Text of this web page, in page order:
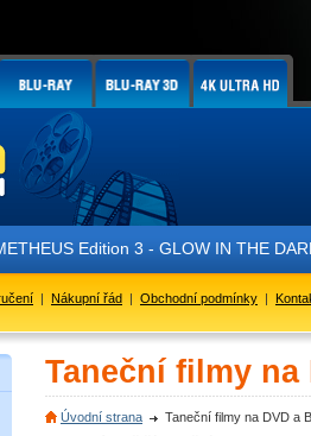
Edition 3 - GLOW IN THE
| Nákupní řád | Obchodní podmínky |
Taneční filmy na
Úvodní strana Taneční filmy na DVD a